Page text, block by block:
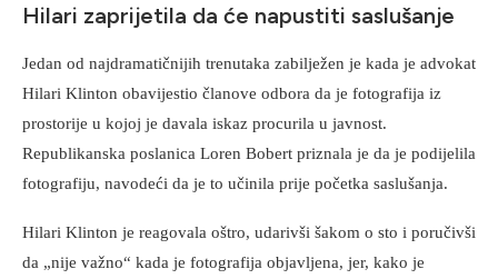
Hilari zaprijetila da će napustiti saslušanje
Jedan od najdramatičnijih trenutaka zabilježen je kada je advokat
Hilari Klinton obavijestio članove odbora da je fotografija iz
prostorije u kojoj je davala iskaz procurila u javnost.
Republikanska poslanica Loren Bobert priznala je da je podijelila
fotografiju, navodeći da je to učinila prije početka saslušanja.
Hilari Klinton je reagovala oštro, udarivši šakom o sto i poručivši
da „nije važno“ kada je fotografija objavljena, jer, kako je